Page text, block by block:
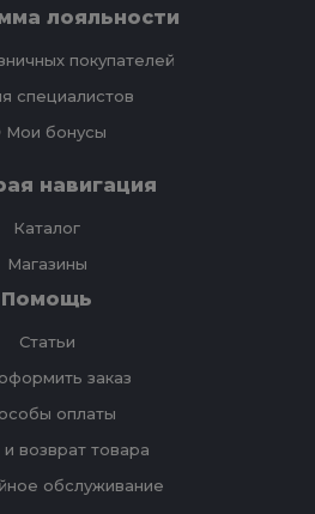
лояльности
покупателей
специалистов
Мои бонусы
навигация
Каталог
Магазины
Помощь
Статьи
заказ
оплаты
возврат товара
обслуживание